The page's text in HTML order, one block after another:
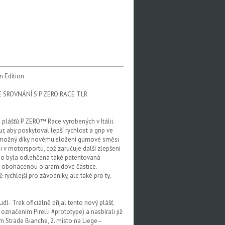
Edition
S P ZERO RACE TLR
P ZERO™ Race vyrobených v Itálii.
aby poskytoval lepší rychlost a grip ve
díky novému složení gumové směsi
motorsportu, což zaručuje další zlepšení
byla odlehčená také patentovaná
o aramidové částice.
pro závodníky, ale také pro ty,
Trek oficiálně přijal tento nový plášť.
Pirelli #prototype) a nasbírali již
Strade Bianche, 2. místo na Liege–